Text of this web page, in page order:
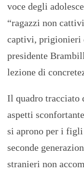
voce degli
“ragazzi non
captivi, prigionieri
presidente
lezione di
Il quadro tracciato
aspetti
si aprono per i
seconde
stranieri non